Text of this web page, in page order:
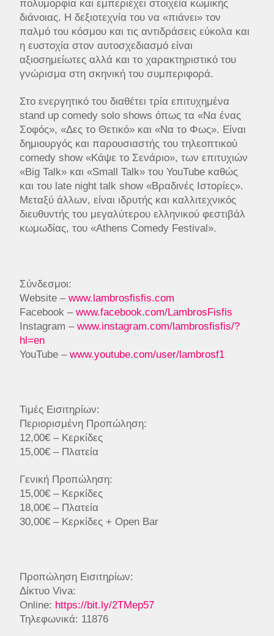
πολυμορφία και εμπεριέχει στοιχεία κωμικής
διάνοιας. Η δεξιοτεχνία του να «πιάνει» τον
παλμό του κόσμου και τις αντιδράσεις εύκολα και
η ευστοχία στον αυτοσχεδιασμό είναι
αξιοσημείωτες αλλά και το χαρακτηριστικό του
γνώρισμα στη σκηνική του συμπεριφορά.
Στο ενεργητικό του διαθέτει τρία επιτυχημένα
stand up comedy solo shows όπως τα «Να ένας
Σοφός», «Δες το Θετικό» και «Να το Φως». Είναι
δημιουργός και παρουσιαστής του τηλεοπτικού
comedy show «Κάψε το Σενάριο», των επιτυχιών
«Big Talk» και «Small Talk» του YouTube καθώς
και του late night talk show «Βραδινές Ιστορίες».
Μεταξύ άλλων, είναι ιδρυτής και καλλιτεχνικός
διευθυντής του μεγαλύτερου ελληνικού φεστιβάλ
κωμωδίας, του «Αthens Comedy Festival».
Σύνδεσμοι:
Website –www.lambrosfisfis.com
Facebook –www.facebook.com/LambrosFisfis
Instagram –www.instagram.com/lambrosfisfis/?
hl=en
YouTube –www.youtube.com/user/lambrosf1
Τιμές Εισιτηρίων:
Περιορισμένη Προπώληση:
12,00€ – Κερκίδες
15,00€ – Πλατεία
Γενική Προπώληση:
15,00€ – Κερκίδες
18,00€ – Πλατεία
30,00€ – Κερκίδες + Οpen Bar
Προπώληση Εισιτηρίων:
Δίκτυο Viva:
Online: https://bit.ly/2TMep57
Τηλεφωνικά: 11876